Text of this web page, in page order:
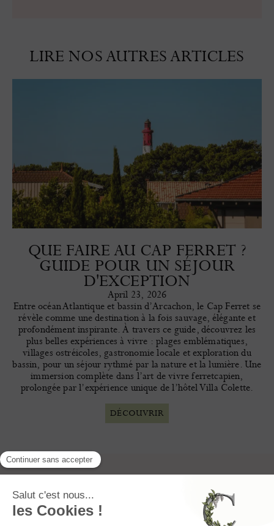
LIRE NOS AUTRES ARTICLES
QUE FAIRE AU CAP FERRET ?
GUIDE POUR UN SÉJOUR
D'EXCEPTION
April 23, 2026
Entre océan Atlantique et bassin d’Arcachon, le Cap Ferret se
révèle comme une destination à la fois sauvage, élégante et
profondément inspirante. À travers ce guide, découvrez les
plus belles expériences à vivre : plages emblématiques,
villages ostréicoles, gastronomie locale et exploration du
bassin, pour un séjour rythmé par la nature et la lumière. Une
immersion complète dans l’art de vivre ferretcapien,
prolongée par l’expérience unique de l’hôtel Villa Colette.
DÉCOUVRIR
INSCRIVEZ-VOUS À LA NEWSLETTER